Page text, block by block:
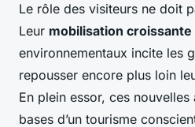
Le rôle des visiteurs ne doit
Leur mobilisation croissante
environnementaux incite les
repousser encore plus loin
En plein essor, ces
bases d’un tourisme